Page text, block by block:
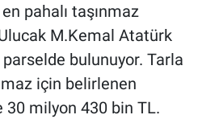
pahalı taşınmaz
M.Kemal Atatürk
bulunuyor. Tarla
için belirlenen
milyon 430 bin TL.